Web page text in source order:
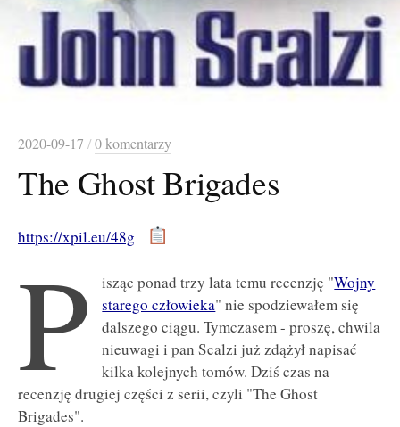
2020-09-17 /0 komentarzy
The Ghost Brigades
https://xpil.eu/48g
P isząc ponad trzy lata temu recenzję "Wojny
starego człowieka" nie spodziewałem się
dalszego ciągu. Tymczasem - proszę, chwila
nieuwagi i pan Scalzi już zdążył napisać
kilka kolejnych tomów. Dziś czas na
recenzję drugiej części z serii, czyli "The Ghost
Brigades".